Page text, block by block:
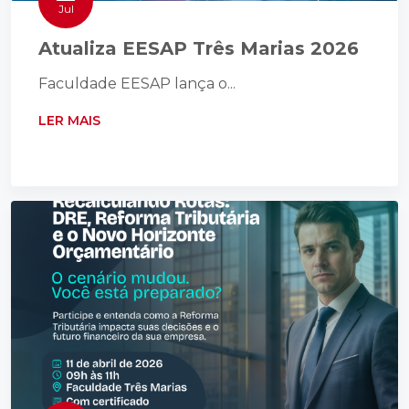
Jul
Atualiza EESAP Três Marias 2026
Faculdade EESAP lança o...
LER MAIS